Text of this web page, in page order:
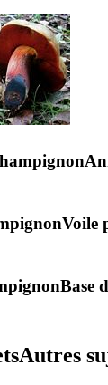
Voile
Base
Autres